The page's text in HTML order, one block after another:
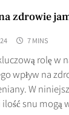
zdrowie
7 MINS
rolę w
wpływ na
W
ilość snu mogą